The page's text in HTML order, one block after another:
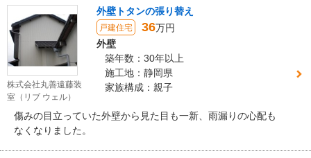
株式会社丸善遠藤装
室（リブ ウェル）
外壁トタンの張り替え
戸建住宅 36万円
外壁
築年数：30年以上
施工地：静岡県
家族構成：親子
傷みの目立っていた外壁から見た目も一新、雨漏りの心配も
なくなりました。